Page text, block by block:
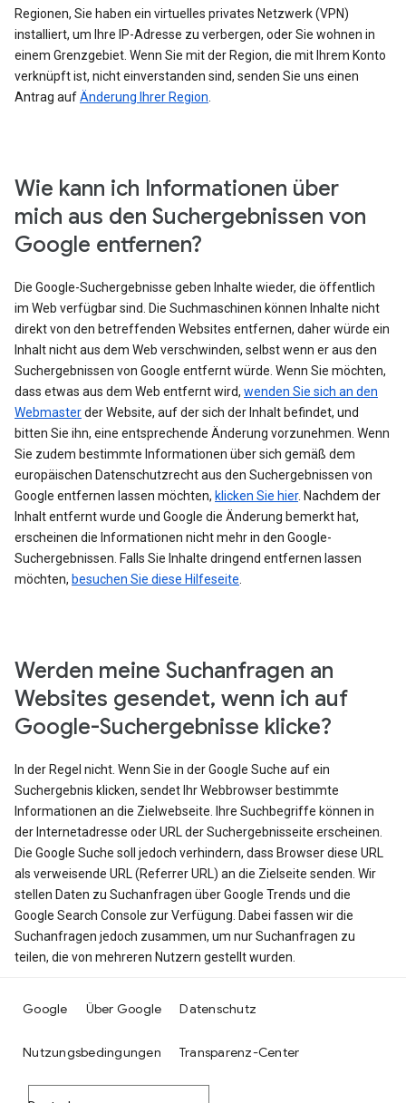
Regionen, Sie haben ein virtuelles privates Netzwerk (VPN)
installiert, um Ihre IP-Adresse zu verbergen, oder Sie wohnen in
einem Grenzgebiet. Wenn Sie mit der Region, die mit Ihrem Konto
verknüpft ist, nicht einverstanden sind, senden Sie uns einen
Antrag aufÄnderung Ihrer Region
Wie kann ich Informationen über
mich aus den Suchergebnissen von
Google entfernen?
Die Google-Suchergebnisse geben Inhalte wieder, die öffentlich
im Web verfügbar sind. Die Suchmaschinen können Inhalte nicht
direkt von den betreffenden Websites entfernen, daher würde ein
Inhalt nicht aus dem Web verschwinden, selbst wenn er aus den
Suchergebnissen von Google entfernt würde. Wenn Sie möchten,
dass etwas aus dem Web entfernt wird, wenden Sie sich an den
Webmasterder Website, auf der sich der Inhalt befindet, und
bitten Sie ihn, eine entsprechende Änderung vorzunehmen. Wenn
Sie zudem bestimmte Informationen über sich gemäß dem
europäischen Datenschutzrecht aus den Suchergebnissen von
Google entfernen lassen möchten, klicken Sie hier. Nachdem der
Inhalt entfernt wurde und Google die Änderung bemerkt hat,
erscheinen die Informationen nicht mehr in den Google-
Suchergebnissen. Falls Sie Inhalte dringend entfernen lassen
möchten, besuchen Sie diese Hilfeseite
Werden meine Suchanfragen an
Websites gesendet, wenn ich auf
Google-Suchergebnisse klicke?
In der Regel nicht. Wenn Sie in der Google Suche auf ein
Suchergebnis klicken, sendet Ihr Webbrowser bestimmte
Informationen an die Zielwebseite. Ihre Suchbegriffe können in
der Internetadresse oder URL der Suchergebnisseite erscheinen.
Die Google Suche soll jedoch verhindern, dass Browser diese URL
als verweisende URL (Referrer URL) an die Zielseite senden. Wir
stellen Daten zu Suchanfragen über Google Trends und die
Google Search Console zur Verfügung. Dabei fassen wir die
Suchanfragen jedoch zusammen, um nur Suchanfragen zu
teilen, die von mehreren Nutzern gestellt wurden.
Google Über Google Datenschutz
Nutzungsbedingungen Transparenz-Center